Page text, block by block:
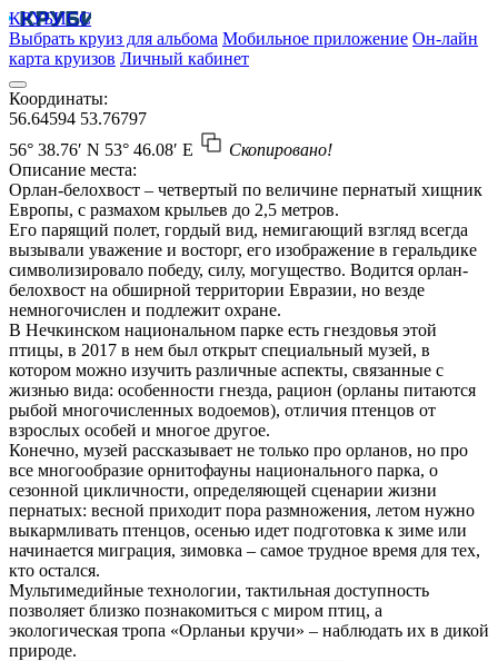
КРУБИСС
Выбрать круиз для альбома Мобильное приложение Он-лайн
карта круизов Личный кабинет
Координаты:
56.64594 53.76797
56° 38.76′ N 53° 46.08′ E
Скопировано!
Описание места:
Орлан-белохвост – четвертый по величине пернатый хищник
Европы, с размахом крыльев до 2,5 метров.
Его парящий полет, гордый вид, немигающий взгляд всегда
вызывали уважение и восторг, его изображение в геральдике
символизировало победу, силу, могущество. Водится орлан-
белохвост на обширной территории Евразии, но везде
немногочислен и подлежит охране.
В Нечкинском национальном парке есть гнездовья этой
птицы, в 2017 в нем был открыт специальный музей, в
котором можно изучить различные аспекты, связанные с
жизнью вида: особенности гнезда, рацион (орланы питаются
рыбой многочисленных водоемов), отличия птенцов от
взрослых особей и многое другое.
Конечно, музей рассказывает не только про орланов, но про
все многообразие орнитофауны национального парка, о
сезонной цикличности, определяющей сценарии жизни
пернатых: весной приходит пора размножения, летом нужно
выкармливать птенцов, осенью идет подготовка к зиме или
начинается миграция, зимовка – самое трудное время для тех,
кто остался.
Мультимедийные технологии, тактильная доступность
позволяет близко познакомиться с миром птиц, а
экологическая тропа «Орланьи кручи» – наблюдать их в дикой
природе.